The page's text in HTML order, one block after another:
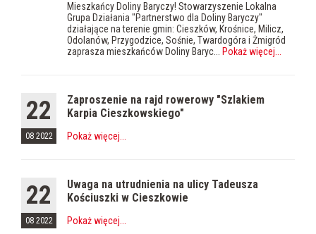
Mieszkańcy Doliny Baryczy! Stowarzyszenie Lokalna
Grupa Działania "Partnerstwo dla Doliny Baryczy"
działające na terenie gmin: Cieszków, Krośnice, Milicz,
Odolanów, Przygodzice, Sośnie, Twardogóra i Żmigród
zaprasza mieszkańców Doliny Baryc...
Pokaż więcej
22
08 2022
Zaproszenie na rajd rowerowy "Szlakiem
Karpia Cieszkowskiego"
Pokaż więcej
22
08 2022
Uwaga na utrudnienia na ulicy Tadeusza
Kościuszki w Cieszkowie
Pokaż więcej